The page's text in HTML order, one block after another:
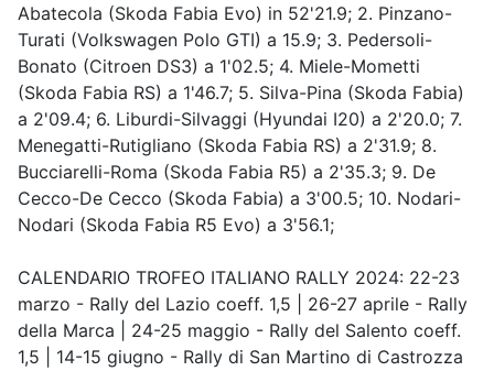
Abatecola (Skoda Fabia Evo) in 52'21.9; 2. Pinzano-
Turati (Volkswagen Polo GTI) a 15.9; 3. Pedersoli-
Bonato (Citroen DS3) a 1'02.5; 4. Miele-Mometti
(Skoda Fabia RS) a 1'46.7; 5. Silva-Pina (Skoda Fabia)
a 2'09.4; 6. Liburdi-Silvaggi (Hyundai I20) a 2'20.0; 7.
Menegatti-Rutigliano (Skoda Fabia RS) a 2'31.9; 8.
Bucciarelli-Roma (Skoda Fabia R5) a 2'35.3; 9. De
Cecco-De Cecco (Skoda Fabia) a 3'00.5; 10. Nodari-
Nodari (Skoda Fabia R5 Evo) a 3'56.1;
CALENDARIO TROFEO ITALIANO RALLY 2024: 22-23
marzo - Rally del Lazio coeff. 1,5 | 26-27 aprile - Rally
della Marca | 24-25 maggio - Rally del Salento coeff.
1,5 | 14-15 giugno - Rally di San Martino di Castrozza